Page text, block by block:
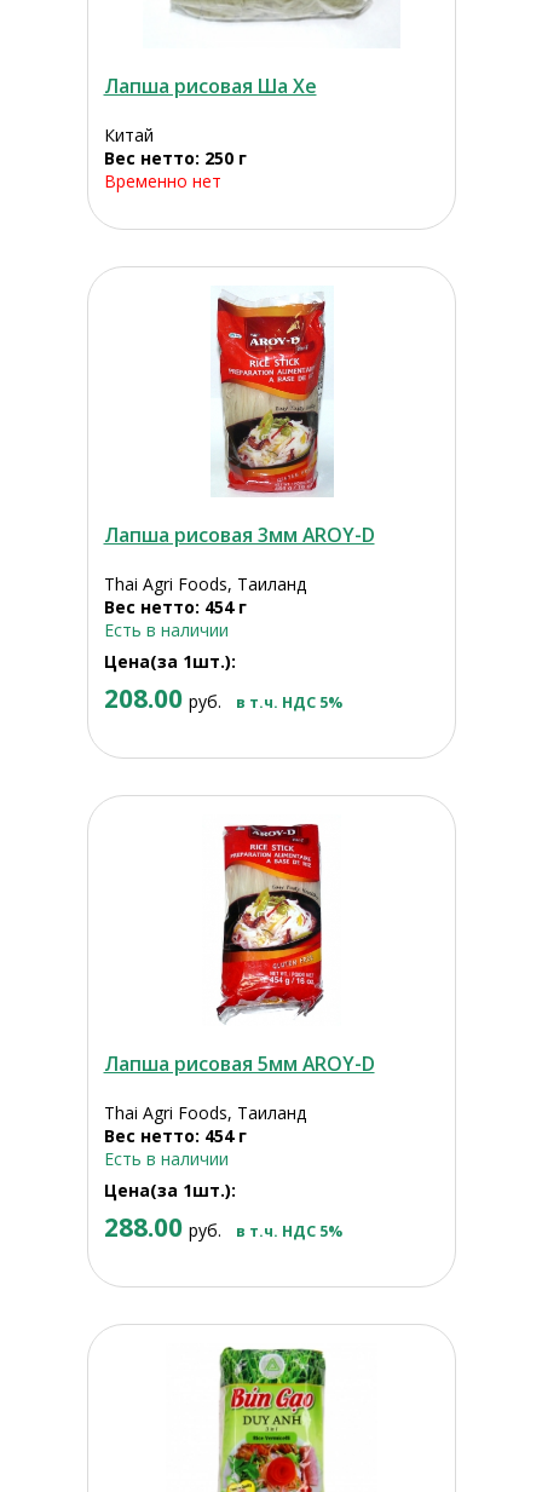
Лапша рисовая Ша Хе
Китай
Вес нетто: 250 г
Временно нет
Лапша рисовая 3мм AROY-D
Thai Agri Foods, Таиланд
Вес нетто: 454 г
Есть в наличии
Цена(за 1шт.):
208.00 руб. в т.ч. НДС 5%
Лапша рисовая 5мм AROY-D
Thai Agri Foods, Таиланд
Вес нетто: 454 г
Есть в наличии
Цена(за 1шт.):
288.00 руб. в т.ч. НДС 5%